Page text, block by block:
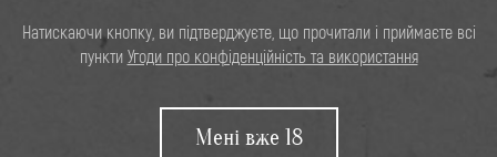
Натискаючи кнопку, ви підтверджуєте, що прочитали і приймаєте всі
пункти Угоди про конфіденційність та використання
Мені вже 18